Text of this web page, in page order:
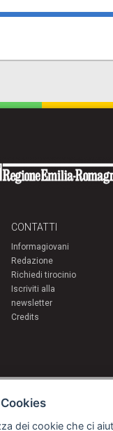
CONTATTI
Informagiovani
Redazione
Richiedi tirocinio
Iscriviti alla
newsletter
Credits
Maggiore 6 - 40124
dei cookie che ci